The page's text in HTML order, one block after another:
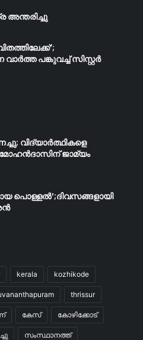
അന്തരിച്ചു
പങ്കുവച്ച് സിസ്റ്റർ
വിദ്യാർത്ഥികളെ
മോഹൻദാസിന് ജാമ്യം
പൊള്ളൽ’;ദിവസങ്ങളായി
kerala kozhikode
thrissur
കേസ് കോഴിക്കോട്
സംസ്ഥാനത്ത്